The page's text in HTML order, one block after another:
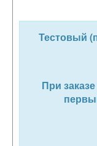
Тестовый
При